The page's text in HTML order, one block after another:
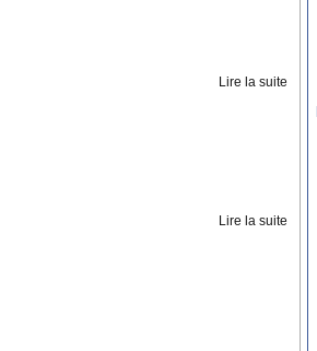
Lire la suite
Lire la suite